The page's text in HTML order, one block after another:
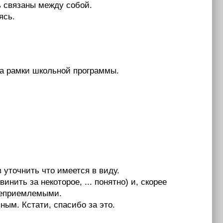
связаны между собой.
рамки школьной программы.
что имеется в виду.
за некоторое, ... понятно) и, скорее
Кстати, спасибо за это.